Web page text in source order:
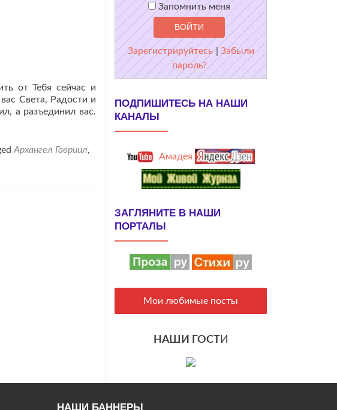
трансформации».
от Тебя сейчас и
Света, Радости и
а разъединил вас.
Архангел Гавриил,
Запомнить меня
Зарегистрируйтесь | Забыли
пароль?
ПОДПИШИТЕСЬ НА НАШИ
КАНАЛЫ
Амадея
ЗАГЛЯНИТЕ В НАШИ
ПОРТАЛЫ
Мои любимые посты
НАШИ ГОСТИ
НАШИ БАННЕРЫ